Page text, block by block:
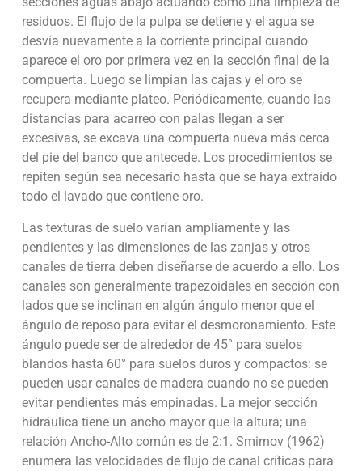
residuos. El flujo de la pulpa se detiene y el agua se
desvía nuevamente a la corriente principal cuando
aparece el oro por primera vez en la sección final de la
compuerta. Luego se limpian las cajas y el oro se
recupera mediante plateo. Periódicamente, cuando las
distancias para acarreo con palas llegan a ser
excesivas, se excava una compuerta nueva más cerca
del pie del banco que antecede. Los procedimientos se
repiten según sea necesario hasta que se haya extraído
todo el lavado que contiene oro.
Las texturas de suelo varían ampliamente y las
pendientes y las dimensiones de las zanjas y otros
canales de tierra deben diseñarse de acuerdo a ello. Los
canales son generalmente trapezoidales en sección con
lados que se inclinan en algún ángulo menor que el
ángulo de reposo para evitar el desmoronamiento. Este
ángulo puede ser de alrededor de 45° para suelos
blandos hasta 60° para suelos duros y compactos: se
pueden usar canales de madera cuando no se pueden
evitar pendientes más empinadas. La mejor sección
hidráulica tiene un ancho mayor que la altura; una
relación Ancho-Alto común es de 2:1. Smirnov (1962)
enumera las velocidades de flujo de canal críticas para